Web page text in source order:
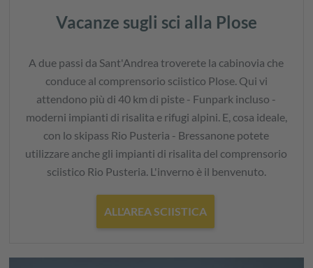
Vacanze sugli sci alla Plose
A due passi da Sant'Andrea troverete la cabinovia che
conduce al comprensorio sciistico Plose. Qui vi
attendono più di 40 km di piste - Funpark incluso -
moderni impianti di risalita e rifugi alpini. E, cosa ideale,
con lo skipass Rio Pusteria - Bressanone potete
utilizzare anche gli impianti di risalita del comprensorio
sciistico Rio Pusteria. L'inverno è il benvenuto.
ALL'AREA SCIISTICA